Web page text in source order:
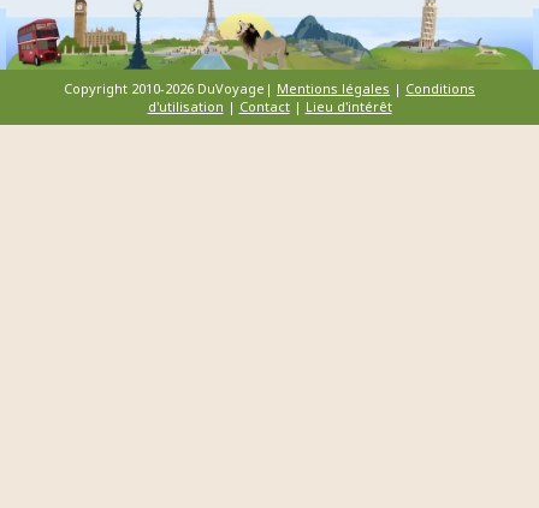
Copyright 2010-2026 DuVoyage| Mentions légales | Conditions
d'utilisation | Contact| Lieu d'intérêt